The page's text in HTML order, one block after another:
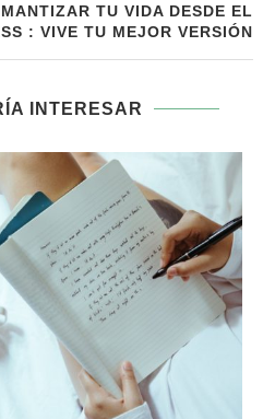
TU VIDA DESDE EL
: VIVE TU MEJOR VERSIÓN
INTERESAR